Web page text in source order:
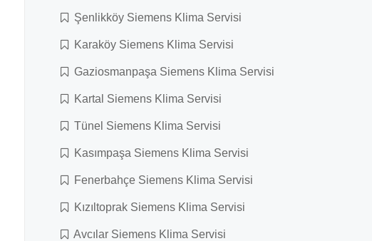
Şenlikköy Siemens Klima Servisi
Karaköy Siemens Klima Servisi
Gaziosmanpaşa Siemens Klima Servisi
Kartal Siemens Klima Servisi
Tünel Siemens Klima Servisi
Kasımpaşa Siemens Klima Servisi
Fenerbahçe Siemens Klima Servisi
Kızıltoprak Siemens Klima Servisi
Avcılar Siemens Klima Servisi